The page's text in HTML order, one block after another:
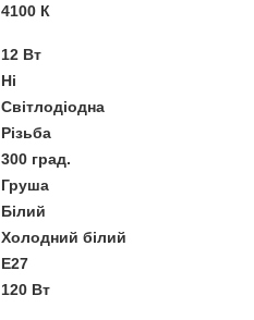
4100 К
12 Вт
Ні
Світлодіодна
Різьба
300 град.
Груша
Білий
Холодний білий
E27
120 Вт